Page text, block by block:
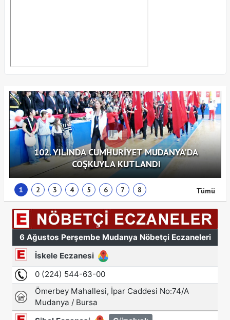
Tümü
102. YILINDA CUMHURİYET MUDANYA'DA
COŞKUYLA KUTLANDI
1 2 3 4 5 6 7 8